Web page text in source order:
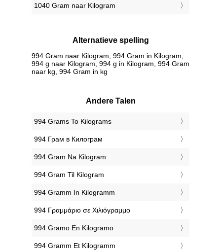
1040 Gram naar Kilogram
Alternatieve spelling
994 Gram naar Kilogram, 994 Gram in Kilogram,
994 g naar Kilogram, 994 g in Kilogram, 994 Gram
naar kg, 994 Gram in kg
Andere Talen
‎994 Grams To Kilograms
‎994 Грам в Килограм
‎994 Gram Na Kilogram
‎994 Gram Til Kilogram
‎994 Gramm In Kilogramm
‎994 Γραμμάριο σε Χιλιόγραμμο
‎994 Gramo En Kilogramo
‎994 Gramm Et Kilogramm